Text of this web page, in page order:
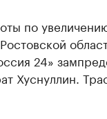
по
24»
Хуснуллин.